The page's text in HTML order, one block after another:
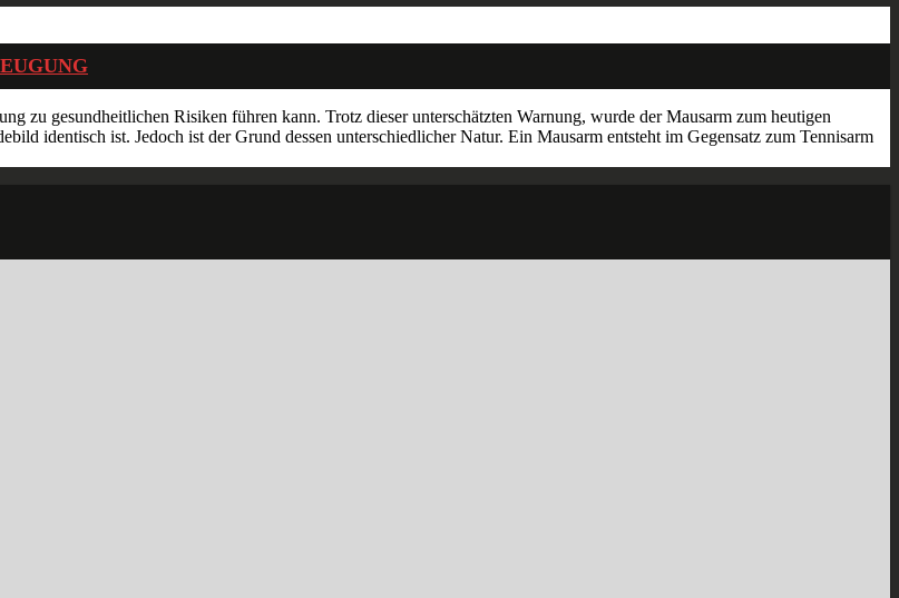
zu gesundheitlichen Risiken führen kann. Trotz dieser unterschätzten Warnung, wurde der Mausarm zum heutigen
identisch ist. Jedoch ist der Grund dessen unterschiedlicher Natur. Ein Mausarm entsteht im Gegensatz zum Tennisarm